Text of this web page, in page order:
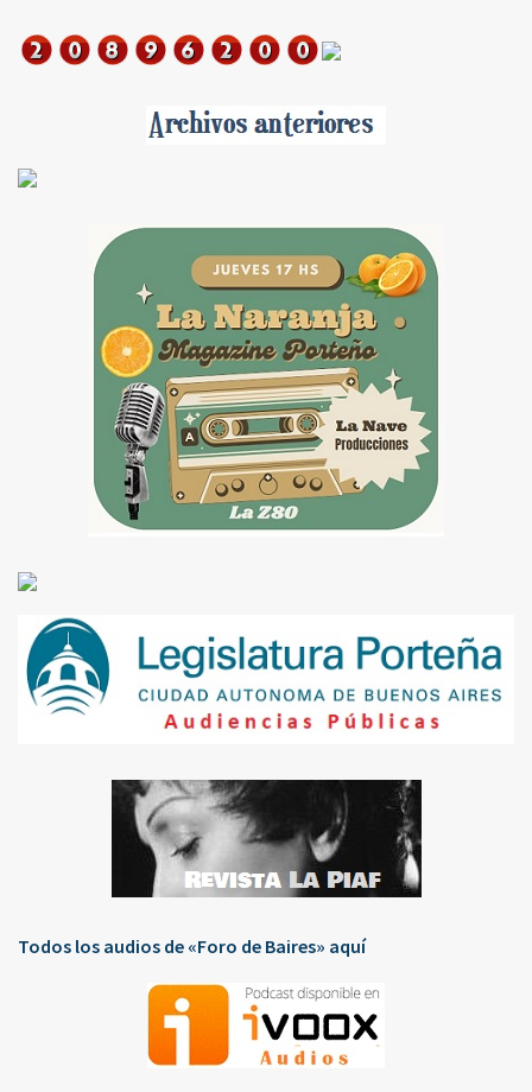
Todos los audios de «Foro de Baires» aquí